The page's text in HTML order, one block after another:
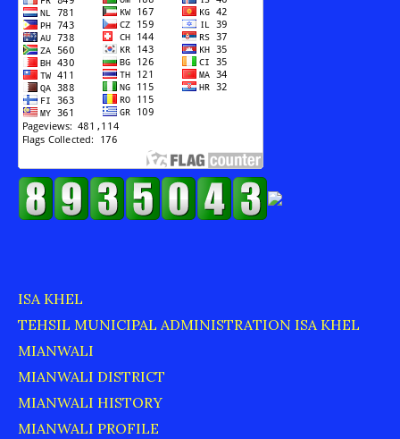
ISA KHEL
TEHSIL MUNICIPAL ADMINISTRATION ISA KHEL
MIANWALI
MIANWALI DISTRICT
MIANWALI HISTORY
MIANWALI PROFILE